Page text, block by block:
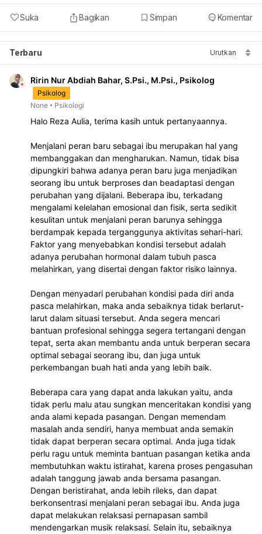
Suka Bagikan Simpan Komentar
Terbaru Urutkan
Ririn Nur Abdiah Bahar, S.Psi., M.Psi., Psikolog
Psikolog
None
Psikologi
Halo Reza Aulia, terima kasih untuk pertanyaannya.
Menjalani peran baru sebagai ibu merupakan hal yang
membanggakan dan mengharukan. Namun, tidak bisa
dipungkiri bahwa adanya peran baru juga menjadikan
seorang ibu untuk berproses dan beadaptasi dengan
perubahan yang dijalani. Beberapa ibu, terkadang
mengalami kelelahan emosional dan fisik, serta sedikit
kesulitan untuk menjalani peran barunya sehingga
berdampak kepada terganggunya aktivitas sehari-hari.
Faktor yang menyebabkan kondisi tersebut adalah
adanya perubahan hormonal dalam tubuh pasca
melahirkan, yang disertai dengan faktor risiko lainnya.
Dengan menyadari perubahan kondisi pada diri anda
pasca melahirkan, maka anda sebaiknya tidak berlarut-
larut dalam situasi tersebut. Anda segera mencari
bantuan profesional sehingga segera tertangani dengan
tepat, serta akan membantu anda untuk berperan secara
optimal sebagai seorang ibu, dan juga untuk
perkembangan buah hati anda yang lebih baik.
Beberapa cara yang dapat anda lakukan yaitu, anda
tidak perlu malu atau sungkan menceritakan kondisi yang
anda alami kepada pasangan. Dengan memendam
masalah anda sendiri, hanya membuat anda semakin
tidak dapat berperan secara optimal. Anda juga tidak
perlu ragu untuk meminta bantuan pasangan ketika anda
membutuhkan waktu istirahat, karena proses pengasuhan
adalah tanggung jawab anda bersama pasangan.
Dengan beristirahat, anda lebih rileks, dan dapat
berkonsentrasi menjalani peran sebagai ibu. Anda juga
dapat melakukan relaksasi pernapasan sambil
mendengarkan musik relaksasi. Selain itu, sebaiknya